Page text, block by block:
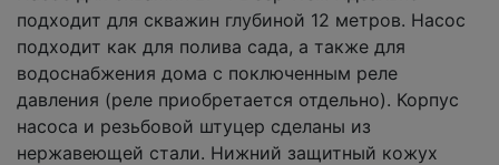
подходит для cкважин глубиной 12 метров. Насос
подходит как для полива сада, а также для
водоснабжения дома с поключенным реле
давления (реле приобретается отдельно). Корпус
насоса и резьбовой штуцер сделаны из
нержавеющей стали. Нижний защитный кожух